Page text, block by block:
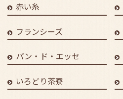
赤い糸
フランシーズ
パン・ド・エッセ
いろどり茶寮